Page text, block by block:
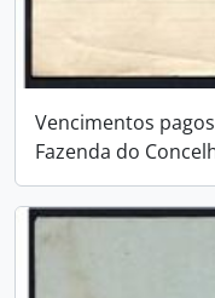
Vencimentos
Fazenda do